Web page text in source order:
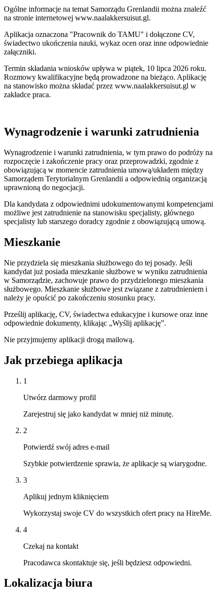
Ogólne informacje na temat Samorządu Grenlandii można znaleźć
na stronie internetowej www.naalakkersuisut.gl.
Aplikacja oznaczona "Pracownik do TAMU" i dołączone CV,
świadectwo ukończenia nauki, wykaz ocen oraz inne odpowiednie
załączniki.
Termin składania wniosków upływa w piątek, 10 lipca 2026 roku.
Rozmowy kwalifikacyjne będą prowadzone na bieżąco. Aplikację
na stanowisko można składać przez www.naalakkersuisut.gl w
zakładce praca.
Wynagrodzenie i warunki zatrudnienia
Wynagrodzenie i warunki zatrudnienia, w tym prawo do podróży na
rozpoczęcie i zakończenie pracy oraz przeprowadzki, zgodnie z
obowiązującą w momencie zatrudnienia umową/układem między
Samorządem Terytorialnym Grenlandii a odpowiednią organizacją
uprawnioną do negocjacji.
Dla kandydata z odpowiednimi udokumentowanymi kompetencjami
możliwe jest zatrudnienie na stanowisku specjalisty, głównego
specjalisty lub starszego doradcy zgodnie z obowiązującą umową.
Mieszkanie
Nie przydziela się mieszkania służbowego do tej posady. Jeśli
kandydat już posiada mieszkanie służbowe w wyniku zatrudnienia
w Samorządzie, zachowuje prawo do przydzielonego mieszkania
służbowego. Mieszkanie służbowe jest związane z zatrudnieniem i
należy je opuścić po zakończeniu stosunku pracy.
Prześlij aplikację, CV, świadectwa edukacyjne i kursowe oraz inne
odpowiednie dokumenty, klikając „Wyślij aplikację”.
Nie przyjmujemy aplikacji drogą mailową.
Jak przebiega aplikacja
1
Utwórz darmowy profil
Zarejestruj się jako kandydat w mniej niż minutę.
2
Potwierdź swój adres e-mail
Szybkie potwierdzenie sprawia, że aplikacje są wiarygodne.
3
Aplikuj jednym kliknięciem
Wykorzystaj swoje CV do wszystkich ofert pracy na HireMe.
4
Czekaj na kontakt
Pracodawca skontaktuje się, jeśli będziesz odpowiedni.
Lokalizacja biura